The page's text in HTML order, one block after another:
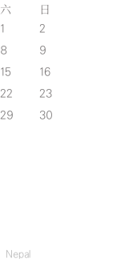
六 日
1
2
8
9
15
16
22
23
29
30
Nepal